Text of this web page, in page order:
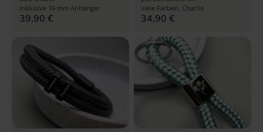
inklusive 16 mm Anhänger
39,90 €
viele Farben, Charlie
34,90€